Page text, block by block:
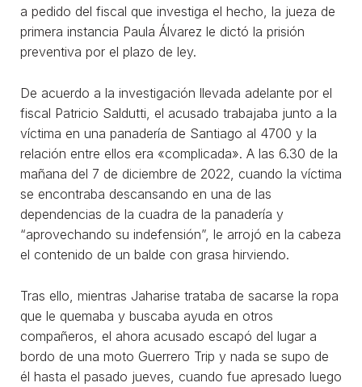
a pedido del fiscal que investiga el hecho, la jueza de
primera instancia Paula Álvarez le dictó la prisión
preventiva por el plazo de ley.
De acuerdo a la investigación llevada adelante por el
fiscal Patricio Saldutti, el acusado trabajaba junto a la
víctima en una panadería de Santiago al 4700 y la
relación entre ellos era «complicada». A las 6.30 de la
mañana del 7 de diciembre de 2022, cuando la víctima
se encontraba descansando en una de las
dependencias de la cuadra de la panadería y
“aprovechando su indefensión”, le arrojó en la cabeza
el contenido de un balde con grasa hirviendo.
Tras ello, mientras Jaharise trataba de sacarse la ropa
que le quemaba y buscaba ayuda en otros
compañeros, el ahora acusado escapó del lugar a
bordo de una moto Guerrero Trip y nada se supo de
él hasta el pasado jueves, cuando fue apresado luego